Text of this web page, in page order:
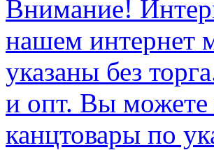
Внимание!
нашем интернет
указаны без
и опт. Вы можете
канцтовары по